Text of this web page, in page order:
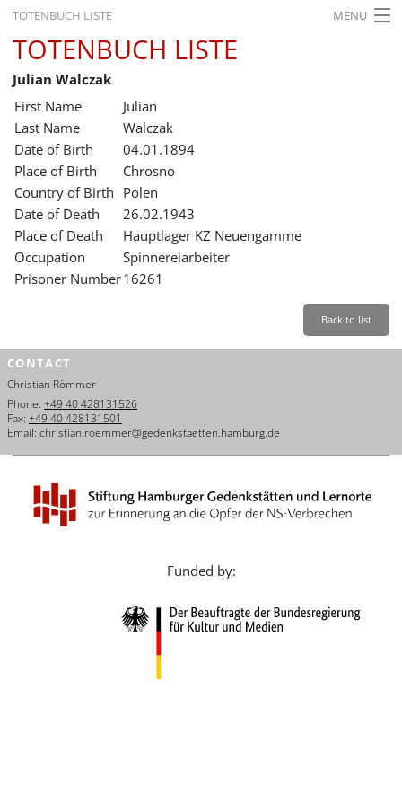
TOTENBUCH LISTE MENU
STARTSEITE
AUSSTELLUNGEN
GESCHICHTE
BILDUNG
FORSCHUNG
SERVICE
Leichte Sprache Back
Dansk
Español
Italiano
Nederlands
Português
TOTENBUCH LISTE
Julian Walczak
First Name
Julian
Last Name
Walczak
Date of Birth
04.01.1894
Place of Birth
Chrosno
Country of Birth Polen
Date of Death
26.02.1943
Place of Death
Hauptlager KZ Neuengamme
Occupation
Spinnereiarbeiter
Prisoner Number16261
Back to list
CONTACT
Christian Römmer
Phone: +49 40 428131526
Fax: +49 40 428131501
Email: christian.roemmer@gedenkstaetten.hamburg.de
Funded by: